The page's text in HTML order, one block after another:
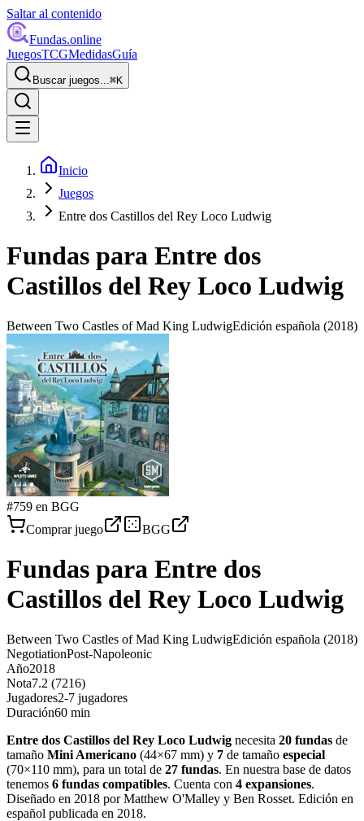
Saltar al contenido
Fundas.online
JuegosTCGMedidasGuía
Buscar juegos...⌘K
Inicio
Juegos
Entre dos Castillos del Rey Loco Ludwig
Fundas para Entre dos
Castillos del Rey Loco Ludwig
Between Two Castles of Mad King LudwigEdición española (2018)
#759 en BGG
Comprar juego
BGG
Fundas para Entre dos
Castillos del Rey Loco Ludwig
Between Two Castles of Mad King LudwigEdición española (2018)
NegotiationPost-Napoleonic
Año2018
Nota7.2 (7216)
Jugadores2-7 jugadores
Duración60 min
Entre dos Castillos del Rey Loco Ludwig necesita 20 fundas de
tamaño Mini Americano (44×67 mm) y 7 de tamaño especial
(70×110 mm), para un total de 27 fundas. En nuestra base de datos
tenemos 6 fundas compatibles. Cuenta con 4 expansiones.
Diseñado en 2018 por Matthew O'Malley y Ben Rosset. Edición en
español publicada en 2018.